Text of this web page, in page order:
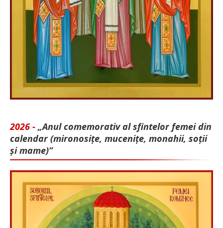
2026 - „Anul comemorativ al sfintelor femei din
calendar (mironosițe, mu­cenițe, monahii, soții
și mame)”